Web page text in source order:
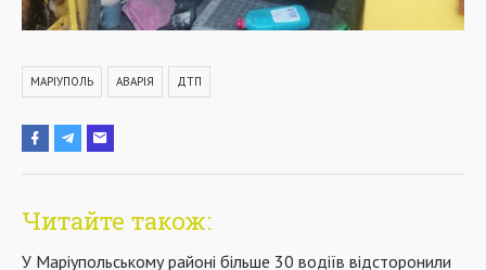
МАРІУПОЛЬ АВАРІЯ ДТП
Читайте також:
У Маріупольському районі більше 30 водіїв відсторонили